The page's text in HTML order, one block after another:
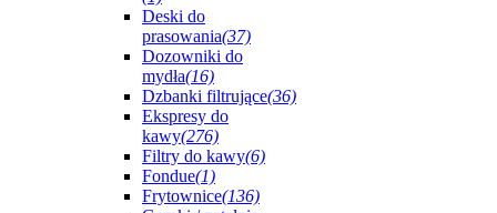
Deski do
prasowania(37)
Dozowniki do
mydła(16)
Dzbanki filtrujące(36)
Ekspresy do
kawy(276)
Filtry do kawy(6)
Fondue(1)
Frytownice(136)